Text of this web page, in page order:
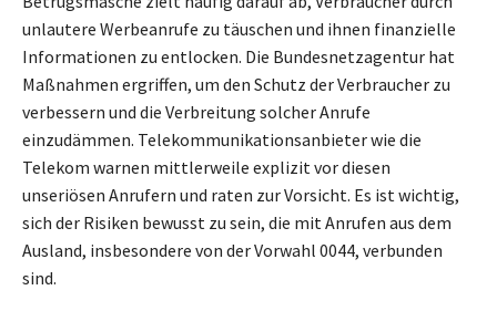
unlautere Werbeanrufe zu täuschen und ihnen finanzielle
Informationen zu entlocken. Die Bundesnetzagentur hat
Maßnahmen ergriffen, um den Schutz der Verbraucher zu
verbessern und die Verbreitung solcher Anrufe
einzudämmen. Telekommunikationsanbieter wie die
Telekom warnen mittlerweile explizit vor diesen
unseriösen Anrufern und raten zur Vorsicht. Es ist wichtig,
sich der Risiken bewusst zu sein, die mit Anrufen aus dem
Ausland, insbesondere von der Vorwahl 0044, verbunden
sind.